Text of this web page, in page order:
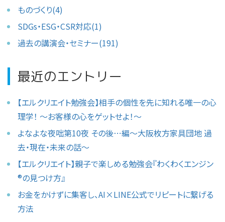
ものづくり(4)
SDGs・ESG・CSR対応(1)
過去の講演会・セミナー(191)
最近のエントリー
【エルクリエイト勉強会】相手の個性を先に知れる唯一の心
理学！ 〜お客様の心をゲットせよ！〜
よなよな夜咄第10夜 その後⋯編〜大阪枚方家具団地 過
去・現在・未来の話〜
【エルクリエイト】親子で楽しめる勉強会『わくわくエンジン
®︎の見つけ方』
お金をかけずに集客し、AI×LINE公式でリピートに繋げる
方法